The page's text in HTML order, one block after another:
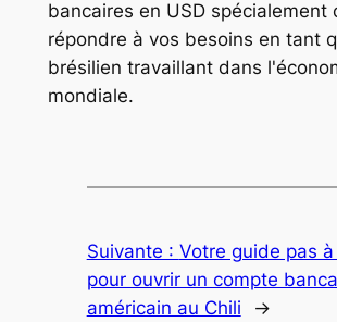
bancaires en USD spécialement
répondre à vos besoins en tant
brésilien travaillant dans
mondiale.
Suivante : Votre guide pas à
pour ouvrir un compte
américain au Chili
→